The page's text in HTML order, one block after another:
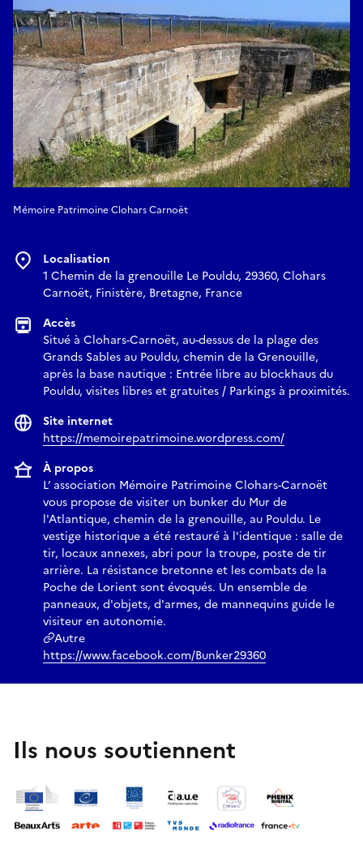
Mémoire Patrimoine Clohars Carnoët
Localisation
1 Chemin de la grenouille Le Pouldu, 29360, Clohars
Carnoët, Finistère, Bretagne, France
Accès
Situé à Clohars-Carnoët, au-dessus de la plage des
Grands Sables au Pouldu, chemin de la Grenouille,
après la base nautique : Entrée libre au blockhaus du
Pouldu, visites libres et gratuites / Parkings à proximités.
Site internet
https://memoirepatrimoine.wordpress.com/
À propos
L’ association Mémoire Patrimoine Clohars-Carnoët
vous propose de visiter un bunker du Mur de
l'Atlantique, chemin de la grenouille, au Pouldu. Le
vestige historique a été restauré à l'identique : salle de
tir, locaux annexes, abri pour la troupe, poste de tir
arrière. La résistance bretonne et les combats de la
Poche de Lorient sont évoqués. Un ensemble de
panneaux, d'objets, d'armes, de mannequins guide le
visiteur en autonomie.
Autre
https://www.facebook.com/Bunker29360
Ils nous soutiennent